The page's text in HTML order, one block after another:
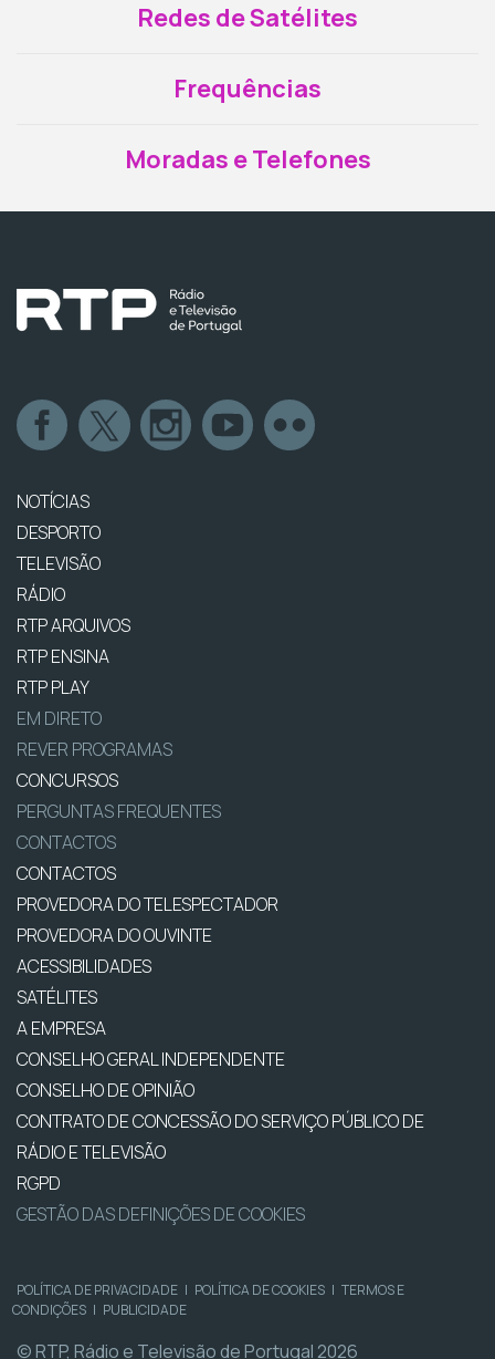
Redes de Satélites
Frequências
Moradas e Telefones
NOTÍCIAS
DESPORTO
TELEVISÃO
RÁDIO
RTP ARQUIVOS
RTP ENSINA
RTP PLAY
EM DIRETO
REVER PROGRAMAS
CONCURSOS
PERGUNTAS FREQUENTES
CONTACTOS
CONTACTOS
PROVEDORA DO TELESPECTADOR
PROVEDORA DO OUVINTE
ACESSIBILIDADES
SATÉLITES
A EMPRESA
CONSELHO GERAL INDEPENDENTE
CONSELHO DE OPINIÃO
CONTRATO DE CONCESSÃO DO SERVIÇO PÚBLICO DE
RÁDIO E TELEVISÃO
RGPD
GESTÃO DAS DEFINIÇÕES DE COOKIES
POLÍTICA DE PRIVACIDADE | POLÍTICA DE COOKIES | TERMOS E
CONDIÇÕES | PUBLICIDADE
© RTP, Rádio e Televisão de Portugal 2026